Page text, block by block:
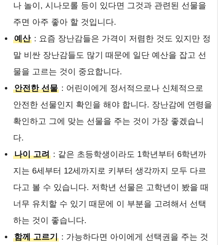
나 놀이, 시나모롤 등이 있다면 그것과 관련된 선물을
주면 아주 좋아 할 것입니다.
예산 : 요즘 장난감들은 가격이 저렴한 것도 있지만 정
말 비싼 장난감들도 많기 때문에 일단 예산을 잡고 선
물을 고르는 것이 중요합니다.
안전한 선물 : 어린이에게 정서적으로나 신체적으로
안전한 선물인지 확인을 해야 합니다. 장난감에 연령을
확인하고 그에 맞는 선물을 주는 것이 가장 좋겠습니
다.
나이 고려 : 같은 초등학생이라도 1학년부터 6학년까
지는 6세부터 12세까지로 키부터 생각까지 모두 다르
다고 볼 수 있습니다. 저학년 선물은 고학년이 봤을 때
너무 유치할 수 있기 때문에 이 부분을 고려해서 선택
하는 것이 좋습니다.
함께 고르기 : 가능하다면 아이에게 선택권을 주는 것